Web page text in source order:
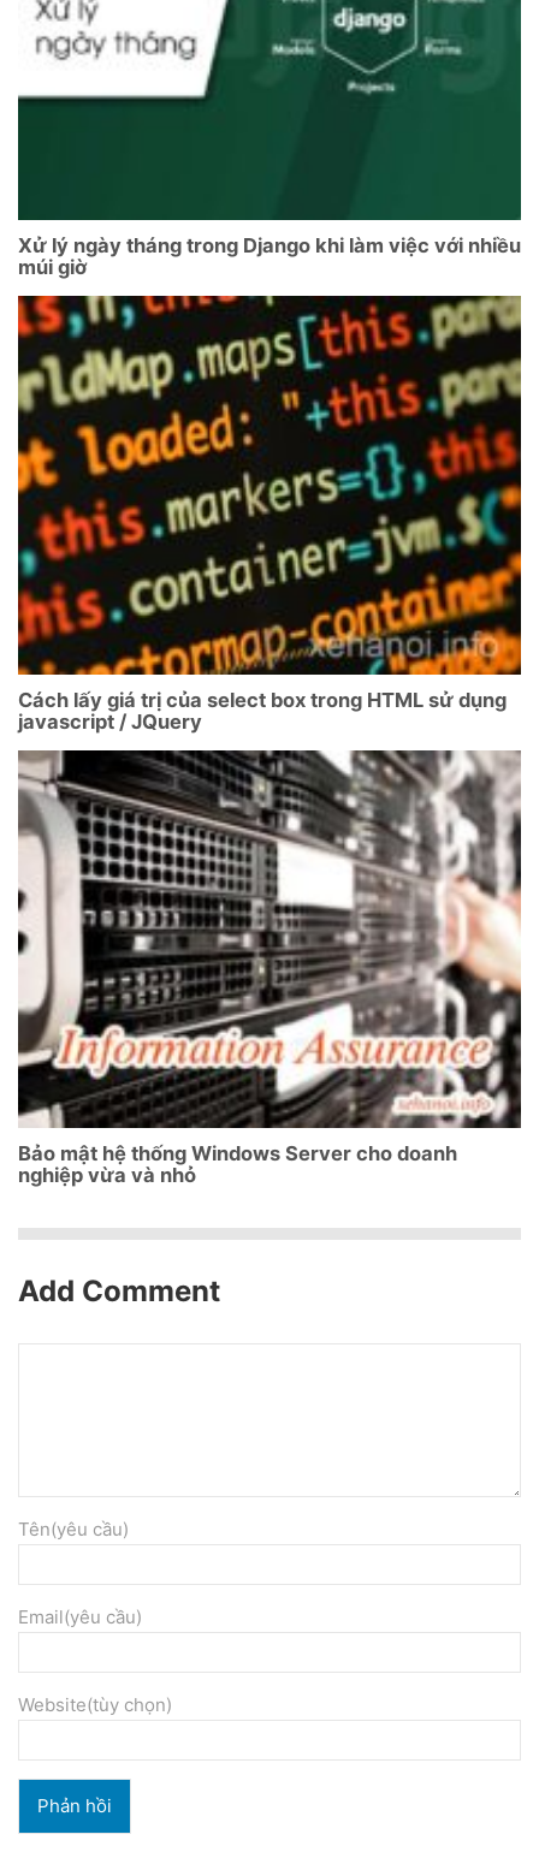
Xử lý ngày tháng trong Django khi làm việc với nhiều
múi giờ
Cách lấy giá trị của select box trong HTML sử dụng
javascript / JQuery
Bảo mật hệ thống Windows Server cho doanh
nghiệp vừa và nhỏ
Add Comment
Tên(yêu cầu)
Email(yêu cầu)
Website(tùy chọn)